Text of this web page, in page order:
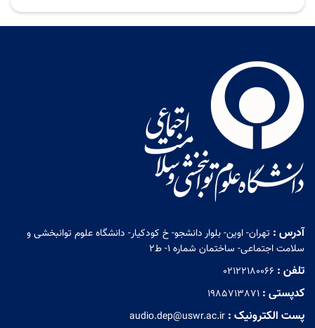
دانشگاه برگزار می گردد. لذا از کلیه ی علاقه مندان دعوت
شوند. به پیوست پوستر کارگاه ها تقدیم حضورتان می
گردد.
آدرس : تهران- اوین- بلوار دانشجو- خ کودکیار- دانشگاه علوم توانبخشی و
سلامت اجتماعی- ساختمان شماره 1- ط2
تلفن : 02122180066
کدپستی : 1985713871
پست الکترونیک : audio.dep@uswr.ac.ir